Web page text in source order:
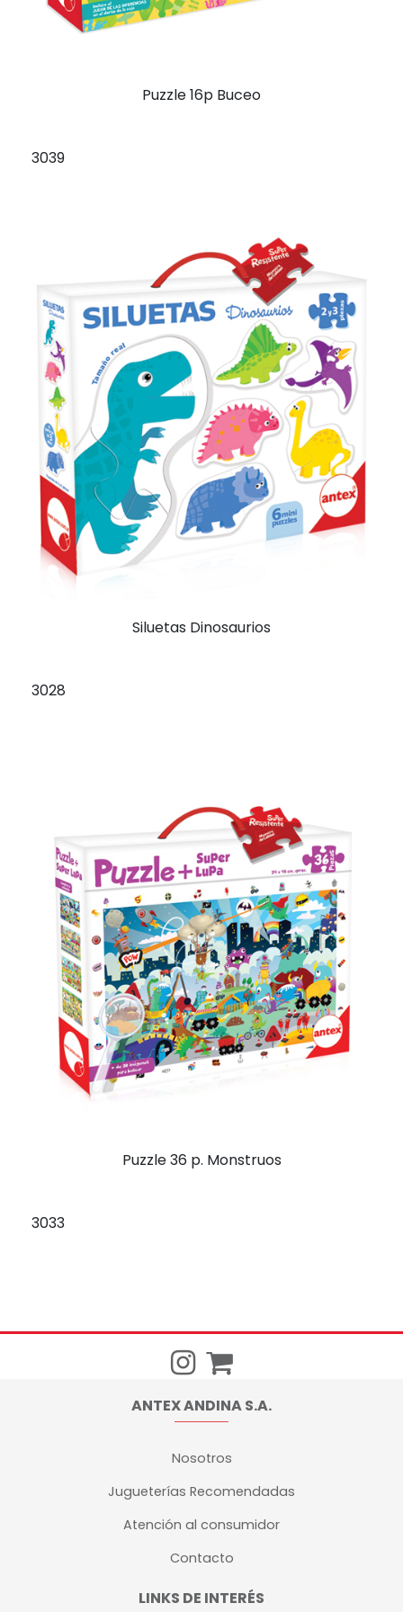
Puzzle 16p Buceo
3039
Siluetas Dinosaurios
3028
Puzzle 36 p. Monstruos
3033
ANTEX ANDINA S.A.
Nosotros
Jugueterías Recomendadas
Atención al consumidor
Contacto
LINKS DE INTERÉS